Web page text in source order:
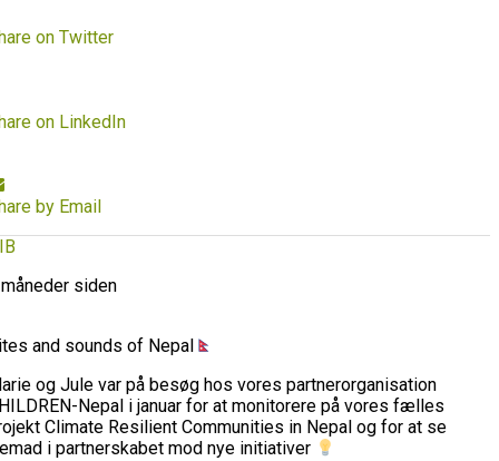
on Twitter
on LinkedIn
by Email
siden
and sounds of Nepal
og Jule var på besøg hos vores partnerorganisation
Nepal i januar for at monitorere på vores fælles
Climate Resilient Communities in Nepal og for at se
i partnerskabet mod nye initiativer